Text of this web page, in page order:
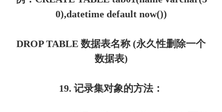
0),datetime default now())
DROP TABLE 数据表名称 (永久性删除一个
数据表)
19. 记录集对象的方法：